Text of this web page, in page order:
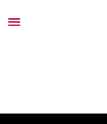
», notre cardon à
fromage.